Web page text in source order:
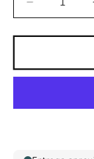
Reducir
cantidad
para
infantil
querer
poder